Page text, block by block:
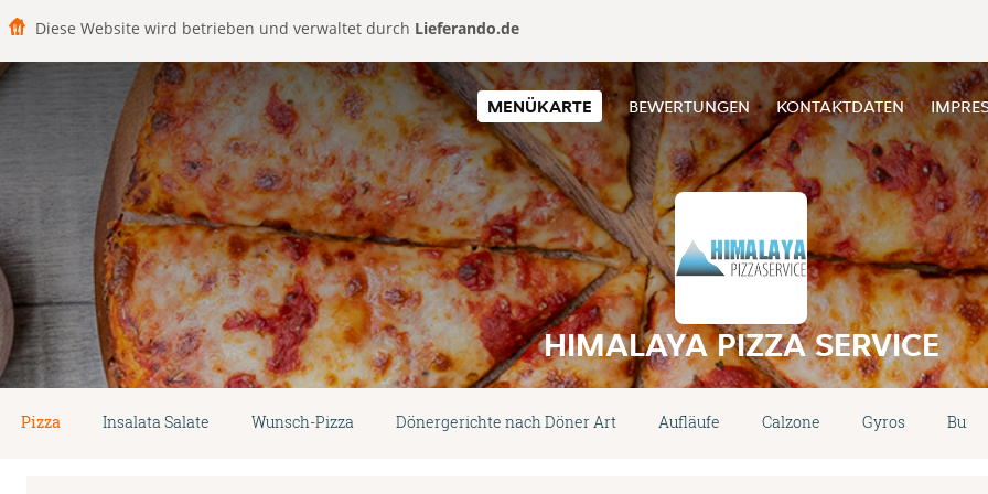
Diese Website wird betrieben und verwaltet durch Lieferando.de
MENÜKARTE BEWERTUNGEN KONTAKTDATEN
HIMALAYA PIZZA SERVICE
Pizza Insalata Salate Wunsch-Pizza Dönergerichte nach Döner Art Aufläufe Calzone Gyros